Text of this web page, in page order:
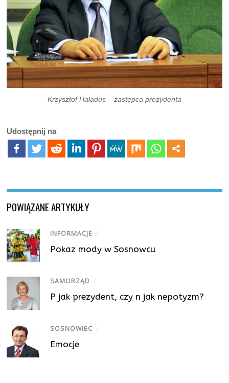
Krzysztof Haładus – zastępca prezydenta
Udostępnij na
POWIĄZANE ARTYKUŁY
INFORMACJE /
Pokaz mody w Sosnowcu
SAMORZĄD /
P jak prezydent, czy n jak nepotyzm?
SOSNOWIEC /
Emocje